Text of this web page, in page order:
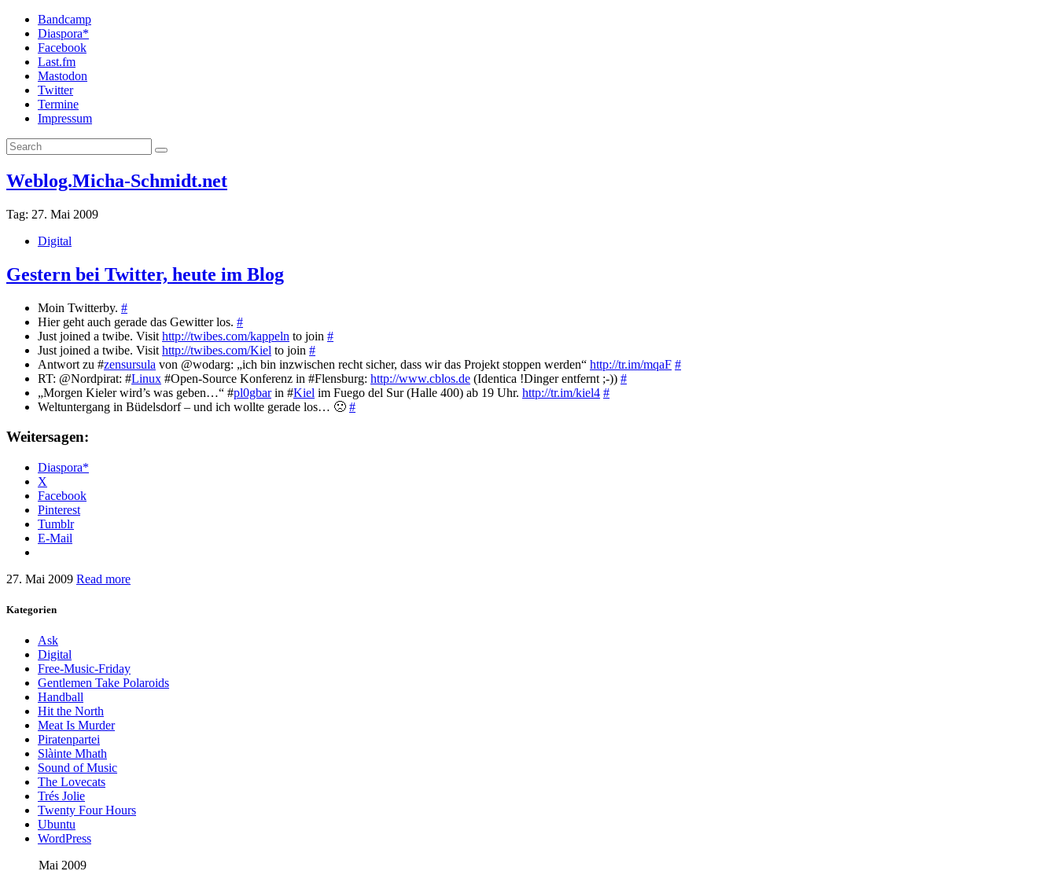
Bandcamp
Diaspora*
Facebook
Last.fm
Mastodon
Twitter
Termine
Impressum
Weblog.Micha-Schmidt.net
Tag: 27. Mai 2009
Digital
Gestern bei Twitter, heute im Blog
Moin Twitterby. #
Hier geht auch gerade das Gewitter los. #
Just joined a twibe. Visit http://twibes.com/kappeln to join #
Just joined a twibe. Visit http://twibes.com/Kiel to join #
Antwort zu #zensursula von @wodarg: „ich bin inzwischen recht sicher, dass wir das Projekt stoppen werden“ http://tr.im/mqaF #
RT: @Nordpirat: #Linux #Open-Source Konferenz in #Flensburg: http://www.cblos.de (Identica !Dinger entfernt ;-)) #
„Morgen Kieler wird’s was geben…“ #pl0gbarin #Kiel im Fuego del Sur (Halle 400) ab 19 Uhr. http://tr.im/kiel4 #
Weltuntergang in Büdelsdorf – und ich wollte gerade los… 🙁 #
Weitersagen:
Diaspora*
X
Facebook
Pinterest
Tumblr
E-Mail
27. Mai 2009 Read more
Kategorien
Ask
Digital
Free-Music-Friday
Gentlemen Take Polaroids
Handball
Hit the North
Meat Is Murder
Piratenpartei
Slàinte Mhath
Sound of Music
The Lovecats
Trés Jolie
Twenty Four Hours
Ubuntu
WordPress
Mai 2009